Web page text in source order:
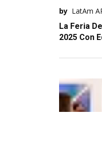
by LatAm
La Feria
2025 Con